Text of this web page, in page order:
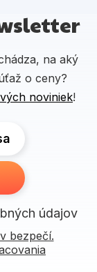
na aký
o ceny?
noviniek!
údajov
bezpečí.